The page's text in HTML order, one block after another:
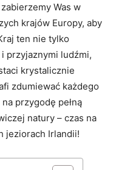
Was w
krajów Europy, aby
ten ‍nie tylko
przyjaznymi ludźmi,
krystalicznie
zdumiewać każdego
przygodę pełną‌
natury – czas na
jeziorach Irlandii!